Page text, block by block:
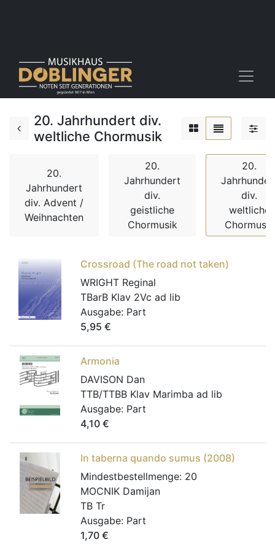
20. Jahrhundert div.
weltliche Chormusik
20.
Jahrhundert
div. Advent /
Weihnachten
20.
Jahrhundert
div.
geistliche
Chormusik
20.
div.
weltliche
Chormusik
Crossroad (The road not taken)
WRIGHT Reginal
TBarB Klav 2Vc ad lib
Ausgabe: Part
5,95 €
Armonia
DAVISON Dan
TTB/TTBB Klav Marimba ad lib
Ausgabe: Part
4,10 €
In taberna quando sumus (2008)
Mindestbestellmenge: 20
MOCNIK Damijan
TB Tr
Ausgabe: Part
1,70 €